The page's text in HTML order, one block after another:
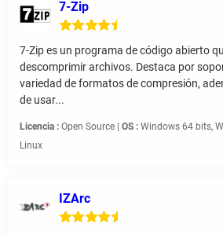
7-Zip
7-Zip es un programa de código abierto
descomprimir archivos. Destaca por
variedad de formatos de compresión,
de usar...
Licencia : Open Source | OS : Windows 64 bits,
Linux
IZArc